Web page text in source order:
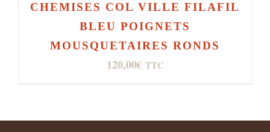
CHEMISES COL VILLE FILAFIL
BLEU POIGNETS
MOUSQUETAIRES RONDS
120,00€ TTC